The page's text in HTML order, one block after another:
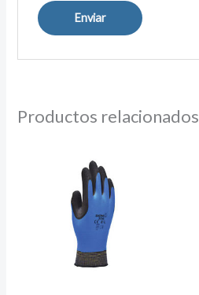
Productos relacionados